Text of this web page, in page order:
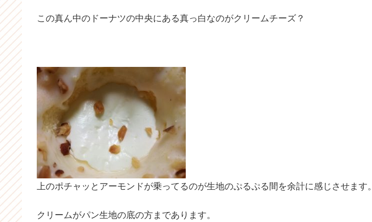
この真ん中のドーナツの中央にある真っ白なのがクリームチーズ？
上のポチャッとアーモンドが乗ってるのが生地のぷるぷる間を余計に感じさせます。
クリームがパン生地の底の方まであります。